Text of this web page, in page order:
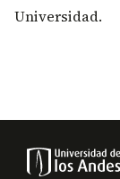
Universidad.